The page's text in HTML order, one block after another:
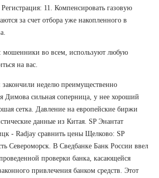
11. Компенсировать газовую
за счет отбора уже накопленного в
мошенники во всем, используют любую
на вас.
неделю преимущественно
Димова сильная соперница, у нее хороший
сетка. Давление на европейские биржи
данные из Китая. SP Энантат
- Radjay сравнить цены Щелково: SP
Североморск. В Сведбанке Банк России ввел
проверки банка, касающейся
привлечения банком средств. Этот